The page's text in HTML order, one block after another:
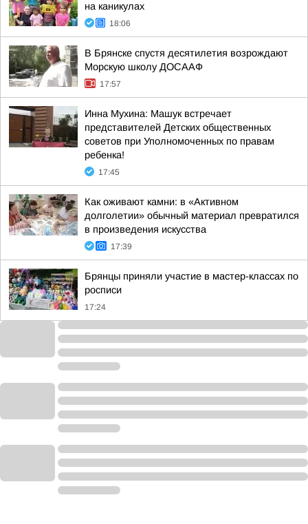
на каникулах
18:06
В Брянске спустя десятилетия возрождают
Морскую школу ДОСААФ
17:57
Инна Мухина: Машук встречает
представителей Детских общественных
советов при Уполномоченных по правам
ребенка!
17:45
Как оживают камни: в «Активном
долголетии» обычный материал превратился
в произведения искусства
17:39
Брянцы приняли участие в мастер-классах по
росписи
17:24